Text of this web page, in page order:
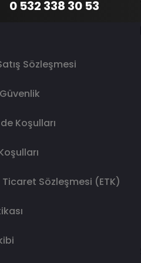
0 532 338 30 53
Sözleşmesi
Koşulları
Sözleşmesi (ETK)